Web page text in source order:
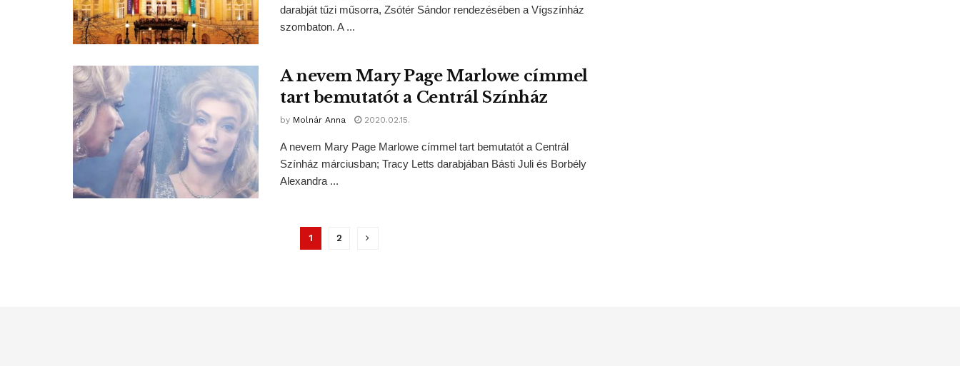
darabját tűzi műsorra, Zsótér Sándor rendezésében a Vígszínház
szombaton. A ...
A nevem Mary Page Marlowe címmel
tart bemutatót a Centrál Színház
by Molnár Anna 2020.02.15.
A nevem Mary Page Marlowe címmel tart bemutatót a Centrál
Színház márciusban; Tracy Letts darabjában Básti Juli és Borbély
Alexandra ...
1 2